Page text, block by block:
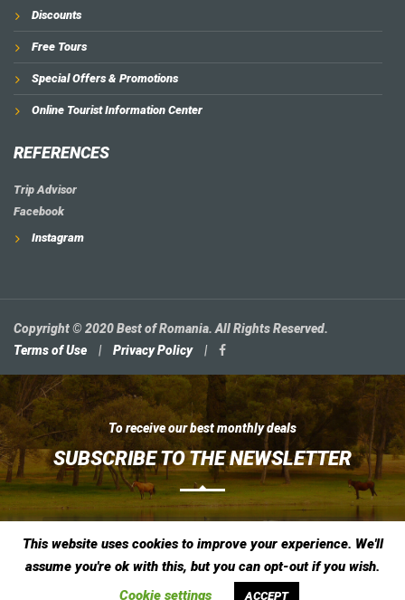
Discounts
Free Tours
Special Offers & Promotions
Online Tourist Information Center
REFERENCES
Trip Advisor
Facebook
Instagram
Copyright © 2020 Best of Romania. All Rights Reserved.
Terms of Use
| Privacy Policy |
To receive our best monthly deals
SUBSCRIBE TO THE NEWSLETTER
This website uses cookies to improve your experience. We'll
assume you're ok with this, but you can opt-out if you wish.
Cookie settings
ACCEPT